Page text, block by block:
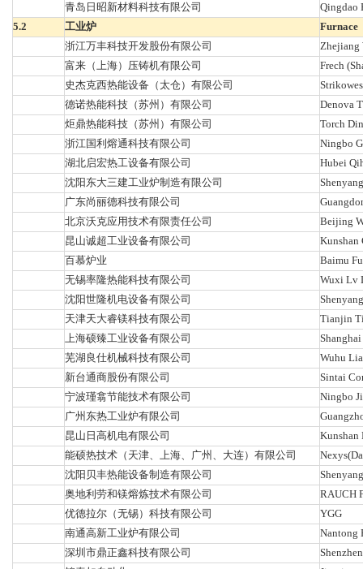
青岛日昭新材料科技有限公司
Qingdao
5.2
工业炉
Furnace
浙江万丰科技开发股份有限公司
Zhejiang
富来（上海）压铸机有限公司
Frech
史杰克西热能设备（太仓）有限公司
德诺热能科技（苏州）有限公司
Denova
炬鼎热能科技（苏州）有限公司
Torch
浙江国利熔通科技有限公司
Ningbo
湖北启宏热工设备有限公司
Hubei
沈阳东大三建工业炉制造有限公司
广东尚丽德科技有限公司
北京沃克应用技术有限责任公司
Beijing
昆山诚超工业设备有限公司
Kunshan
百慕炉业
Baimu
无锡率隆热能科技有限公司
Wuxi Lv
沈阳世隆机电设备有限公司
天津天大睿镁科技有限公司
Tianjin
上海硕臻工业设备有限公司
芜湖良仕机械科技有限公司
Wuhu
新台通商股份有限公司
Sintai
宁波瑾翕节能技术有限公司
Ningbo
广州东热工业炉有限公司
昆山日高机电有限公司
Kunshan
能硕热技术（天津、上海、广州、大连）有限公司
沈阳贝丰热能设备制造有限公司
奥地利劳和镁熔炼技术有限公司
RAUCH
优德拉尔（无锡）科技有限公司
YGG
南通高新工业炉有限公司
Nantong
深圳市鼎正鑫科技有限公司